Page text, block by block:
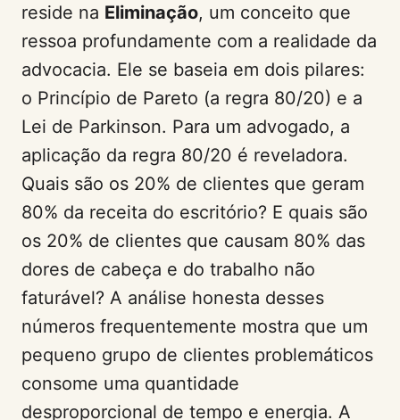
reside na Eliminação, um conceito que
ressoa profundamente com a realidade da
advocacia. Ele se baseia em dois pilares:
o Princípio de Pareto (a regra 80/20) e a
Lei de Parkinson. Para um advogado, a
aplicação da regra 80/20 é reveladora.
Quais são os 20% de clientes que geram
80% da receita do escritório? E quais são
os 20% de clientes que causam 80% das
dores de cabeça e do trabalho não
faturável? A análise honesta desses
números frequentemente mostra que um
pequeno grupo de clientes problemáticos
consome uma quantidade
desproporcional de tempo e energia. A